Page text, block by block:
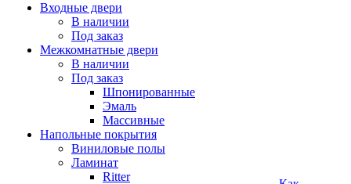
Входные двери
В наличии
Под заказ
Межкомнатные двери
В наличии
Под заказ
Шпонированные
Эмаль
Массивные
Напольные покрытия
Виниловые полы
Ламинат
Ritter